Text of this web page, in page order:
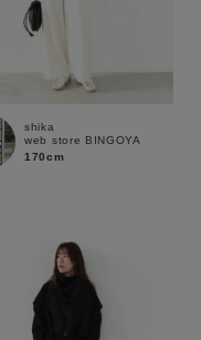
shika
web store BINGOYA
170cm